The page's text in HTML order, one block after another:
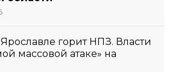
горит НПЗ. Власти
массовой атаке» на